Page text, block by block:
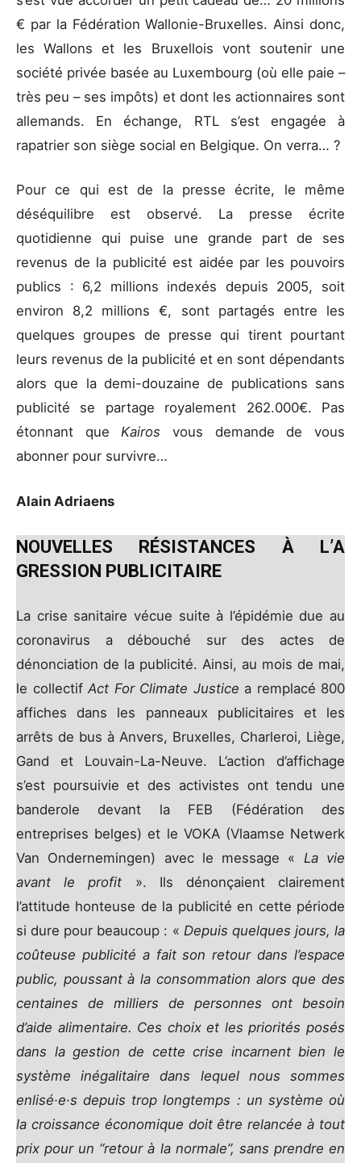
€ par la Fédération Wallonie-Bruxelles. Ainsi donc,
les Wallons et les Bruxellois vont soutenir une
société privée basée au Luxembourg (où elle paie –
très peu – ses impôts) et dont les actionnaires sont
allemands. En échange, RTL s’est engagée à
rapatrier son siège social en Belgique. On verra… ?
Pour ce qui est de la presse écrite, le même
déséquilibre est observé. La presse écrite
quotidienne qui puise une grande part de ses
revenus de la publicité est aidée par les pouvoirs
publics : 6,2 millions indexés depuis 2005, soit
environ 8,2 millions €, sont partagés entre les
quelques groupes de presse qui tirent pourtant
leurs revenus de la publicité et en sont dépendants
alors que la demi-douzaine de publications sans
publicité se partage royalement 262.000€. Pas
étonnant queKairosvous demande de vous
abonner pour survivre…
Alain Adriaens
NOUVELLES RÉSISTANCES À L’A
GRESSION PUBLICITAIRE
La crise sanitaire vécue suite à l’épidémie due au
coronavirus a débouché sur des actes de
dénonciation de la publicité. Ainsi, au mois de mai,
le collectif Act For Climate Justice a remplacé 800
affiches dans les panneaux publicitaires et les
arrêts de bus à Anvers, Bruxelles, Charleroi, Liège,
Gand et Louvain-La-Neuve. L’action d’affichage
s’est poursuivie et des activistes ont tendu une
banderole devant la FEB (Fédération des
entreprises belges) et le VOKA (Vlaamse Netwerk
Van Ondernemingen) avec le message « La vie
avant le profit ». Ils dénonçaient clairement
l’attitude honteuse de la publicité en cette période
si dure pour beaucoup : « Depuis quelques jours, la
coûteuse publicité a fait son retour dans l’espace
public, poussant à la consommation alors que des
centaines de milliers de personnes ont besoin
d’aide alimentaire. Ces choix et les priorités posés
dans la gestion de cette crise incarnent bien le
système inégalitaire dans lequel nous sommes
enlisé·e·s depuis trop longtemps : un système où
la croissance économique doit être relancée à tout
prix pour un “retour à la normale”, sans prendre en